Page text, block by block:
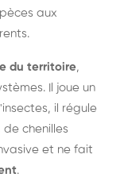
aux
du territoire,
Il joue un
il régule
chenilles
et ne fait
.